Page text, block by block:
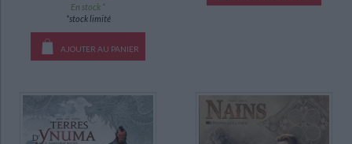
En stock *
*stock limité
AJOUTER AU PANIER